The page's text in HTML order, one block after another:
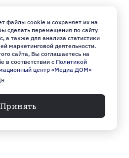
файлы cookie и сохраняет их на
сделать перемещения по сайту
а также для анализа статистики
маркетинговой деятельности.
сайта, Вы соглашаетесь на
в соответствии с Политикой
центр «Медиа ДОМ»
Принять